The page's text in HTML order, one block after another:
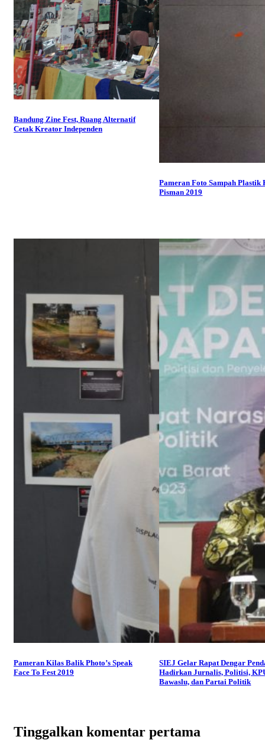
Bandung Zine Fest, Ruang Alternatif
Cetak Kreator Independen
Pameran Foto Sampah Plastik
Pisman 2019
Pameran Kilas Balik Photo’s Speak
Face To Fest 2019
SIEJ Gelar Rapat Dengar
Hadirkan Jurnalis, Politisi,
Bawaslu, dan Partai Politik
Tinggalkan komentar pertama